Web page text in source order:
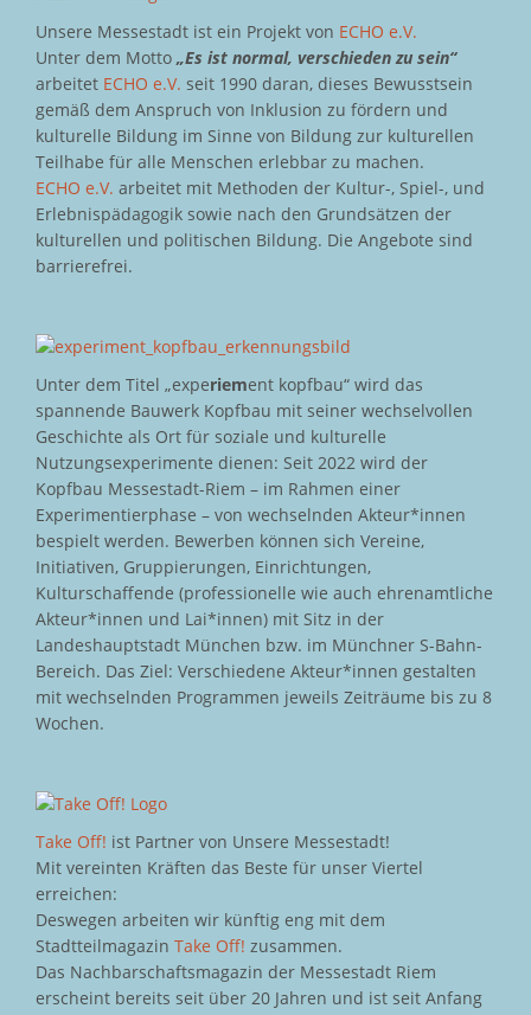
Unsere Messestadt ist ein Projekt von ECHO e.V.
Unter dem Motto „Es ist normal, verschieden zu sein“
arbeitet ECHO e.V. seit 1990 daran, dieses Bewusstsein
gemäß dem Anspruch von Inklusion zu fördern und
kulturelle Bildung im Sinne von Bildung zur kulturellen
Teilhabe für alle Menschen erlebbar zu machen.
ECHO e.V. arbeitet mit Methoden der Kultur-, Spiel-, und
Erlebnispädagogik sowie nach den Grundsätzen der
kulturellen und politischen Bildung. Die Angebote sind
barrierefrei.
Unter dem Titel „experiement kopfbau“ wird das
spannende Bauwerk Kopfbau mit seiner wechselvollen
Geschichte als Ort für soziale und kulturelle
Nutzungsexperimente dienen: Seit 2022 wird der
Kopfbau Messestadt-Riem – im Rahmen einer
Experimentierphase – von wechselnden Akteur*innen
bespielt werden. Bewerben können sich Vereine,
Initiativen, Gruppierungen, Einrichtungen,
Kulturschaffende (professionelle wie auch ehrenamtliche
Akteur*innen und Lai*innen) mit Sitz in der
Landeshauptstadt München bzw. im Münchner S-Bahn-
Bereich. Das Ziel: Verschiedene Akteur*innen gestalten
mit wechselnden Programmen jeweils Zeiträume bis zu 8
Wochen.
Take Off! ist Partner von Unsere Messestadt!
Mit vereinten Kräften das Beste für unser Viertel
erreichen:
Deswegen arbeiten wir künftig eng mit dem
Stadtteilmagazin Take Off! zusammen.
Das Nachbarschaftsmagazin der Messestadt Riem
erscheint bereits seit über 20 Jahren und ist seit Anfang